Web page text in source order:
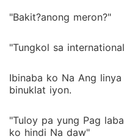
"Bakit?anong meron?"
"Tungkol sa
Ibinaba ko Na Ang
binuklat iyon.
"Tuloy pa yung Pag
ko hindi Na daw"